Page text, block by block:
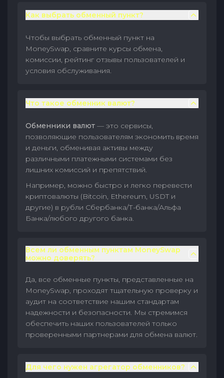
Как выбрать обменный пункт?
Чтобы выбрать обменный пункт на
MoneySwap, сравните курсы обмена,
комиссии, рейтинг отзывы пользователей и
условия обслуживания.
Что такое обменник валют?
Обменники валют — это сервисы,
позволяющие пользователям экономить время
и деньги, обменивая активы между
различными платежными системами без
лишних комиссий и препятствий.
Например, можно быстро и легко перевести
криптовалюты (Bitcoin, Ethereum, USDT и
другие) в рубли Сбербанка/Т-банка/Альфа
Банка/любого другого банка.
Всем ли обменным пунктам MoneySwap
можно доверять?
Да, все обменные пункты, представленные на
MoneySwap, проходят тщательную проверку и
аудит на соответствие нашим стандартам
надежности и безопасности. Мы стремимся
обеспечить наших пользователей только
проверенными партнерами для обмена валют.
Для чего нужен агрегатор обменников?